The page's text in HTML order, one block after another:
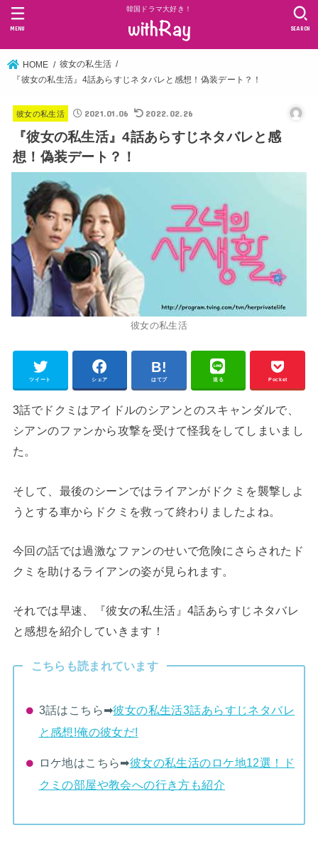
韓国ドラマ大好き！
SEARCH
MENU
HOME
彼女の私生活
『彼女の私生活』4話あらすじネタバレと感想！偽装デート？！
彼女の私生活 2021.01.06 2022.02.26
『彼女の私生活』4話あらすじネタバレと感
想！偽装デート？！
彼女の私生活
ツイート シェア はてブ 送る Pocket
3話でドクミはアイドルのシアンとのスキャンダルで、
シアンのファンから攻撃を受けて怪我をしてしまいまし
た。
そして、最後のシーンではライアンがドクミを襲撃しよ
うとする車からドクミを救って終わりましたよね。
今回の話では過激なファンのせいで危険にさらされたド
クミを助けるライアンの姿が見られます。
それでは早速、『彼女の私生活』4話あらすじネタバレ
と感想を紹介していきます！
こちらも読まれています
3話はこちら➡︎彼女の私生活3話あらすじネタバレ
と感想!俺の彼女だ!
ロケ地はこちら➡︎彼女の私生活のロケ地12選！ド
クミの部屋や教会への行き方も紹介